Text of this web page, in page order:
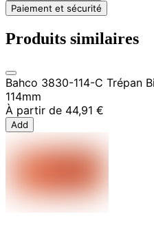
Paiement et sécurité
Produits similaires
Bahco 3830-114-C Trépan
114mm
À partir de 44,91 €
Add